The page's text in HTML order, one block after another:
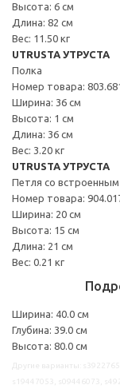
Высота: 6 см
Длина: 82 см
Вес: 11.50 кг
UTRUSTA УТРУСТА
Полка
Номер товара:
Ширина: 36 см
Высота: 1 см
Длина: 36 см
Вес: 3.20 кг
UTRUSTA УТРУСТА
Петля со
Номер товара:
Ширина: 20 см
Высота: 15 см
Длина: 21 см
Вес: 0.21 кг
Ширина: 40.0 см
Глубина: 39.0 см
Высота: 80.0 см